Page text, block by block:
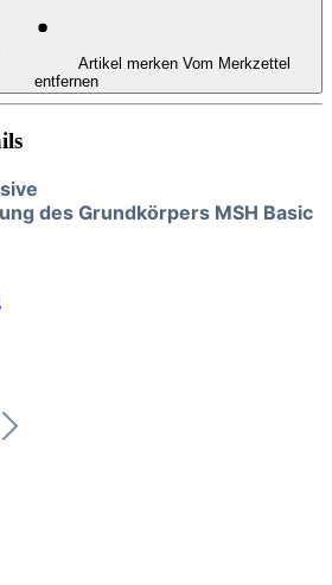
Artikel merken Vom Merkzettel
entfernen
des Grundkörpers MSH Basic